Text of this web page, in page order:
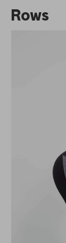
Rows